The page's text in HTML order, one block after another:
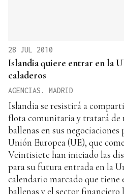
28 JUL 2010
Islandia quiere entrar en la
caladeros
AGENCIAS. MADRID
Islandia se resistirá a
flota comunitaria y tratará de
ballenas en sus
Unión Europea (UE), que
Veintisiete han iniciado las
para su futura entrada en la
calendario marcado que tiene
ballenas y el sector financiero